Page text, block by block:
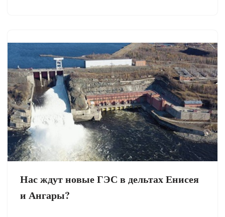
Нас ждут новые ГЭС в дельтах Енисея
и Ангары?